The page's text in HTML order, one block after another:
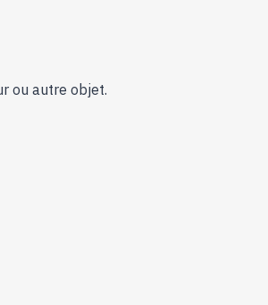
ou autre objet.